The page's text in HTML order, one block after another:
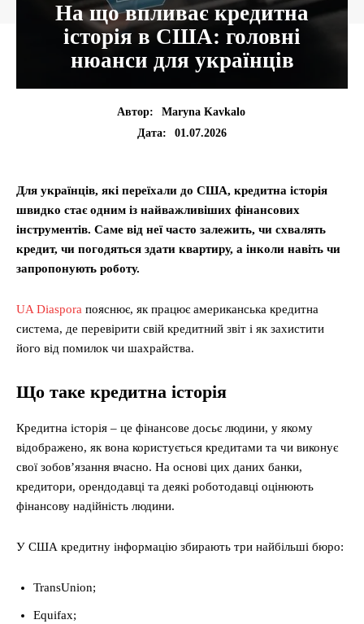
На що впливає кредитна
історія в США: головні
нюанси для українців
Автор:
Maryna Kavkalo
Дата:
01.07.2026
Для українців, які переїхали до США, кредитна історія
швидко стає одним із найважливіших фінансових
інструментів. Саме від неї часто залежить, чи схвалять
кредит, чи погодяться здати квартиру, а інколи навіть чи
запропонують роботу.
UA Diaspora пояснює, як працює американська кредитна
система, де перевірити свій кредитний звіт і як захистити
його від помилок чи шахрайства.
Що таке кредитна історія
Кредитна історія – це фінансове досьє людини, у якому
відображено, як вона користується кредитами та чи виконує
свої зобов’язання вчасно. На основі цих даних банки,
кредитори, орендодавці та деякі роботодавці оцінюють
фінансову надійність людини.
У США кредитну інформацію збирають три найбільші бюро:
TransUnion;
Equifax;